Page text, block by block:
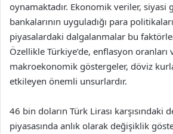
oynamaktadır. Ekonomik veriler, siyasi
bankalarının uyguladığı para
piyasalardaki dalgalanmalar bu
Özellikle Türkiye’de, enflasyon oranları
makroekonomik göstergeler, döviz
etkileyen önemli unsurlardır.
46 bin doların Türk Lirası karşısındaki
piyasasında anlık olarak değişiklik